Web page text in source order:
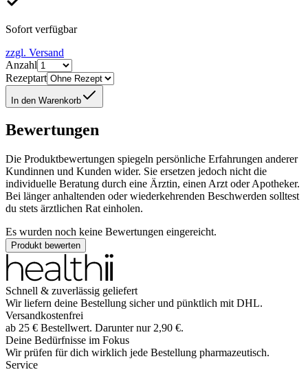
Sofort verfügbar
zzgl. Versand
Anzahl
Rezeptart
In den Warenkorb
Bewertungen
Die Produktbewertungen spiegeln persönliche Erfahrungen anderer
Kundinnen und Kunden wider. Sie ersetzen jedoch nicht die
individuelle Beratung durch eine Ärztin, einen Arzt oder Apotheker.
Bei länger anhaltenden oder wiederkehrenden Beschwerden solltest
du stets ärztlichen Rat einholen.
Es wurden noch keine Bewertungen eingereicht.
Produkt bewerten
Schnell & zuverlässig geliefert
Wir liefern deine Bestellung sicher und pünktlich mit DHL.
Versandkostenfrei
ab 25 € Bestellwert. Darunter nur 2,90 €.
Deine Bedürfnisse im Fokus
Wir prüfen für dich wirklich jede Bestellung pharmazeutisch.
Service